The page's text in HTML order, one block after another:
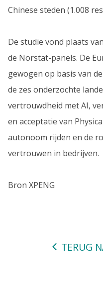
Chinese steden (1.008
De studie vond plaats
de Norstat-panels. De
gewogen op basis van
de zes onderzochte
vertrouwdheid met AI,
en acceptatie van
autonoom rijden en de
vertrouwen in bedrijven.
Bron XPENG
TERUG